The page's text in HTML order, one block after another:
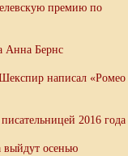
премию по
Анна Бернс
написал «Ромео
2016 года
выйдут осенью